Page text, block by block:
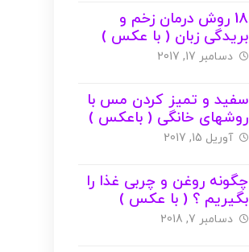
18 روش درمان زخم و
بریدگی زبان ( با عکس )
دسامبر 17, 2017
سفید و تمیز کردن مس با
روشهای خانگی ( باعکس )
آوریل 15, 2017
چگونه روغن و چربی غذا را
بگیریم ؟ ( با عکس )
دسامبر 7, 2018